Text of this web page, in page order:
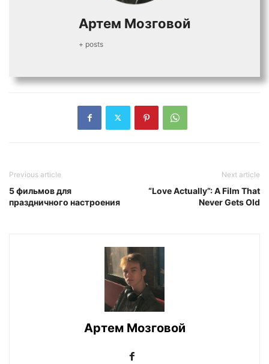
Артем Мозговой
+ posts
Previous article
5 фильмов для
праздничного настроения
Next article
“Love Actually”: A Film That
Never Gets Old
Артем Мозговой